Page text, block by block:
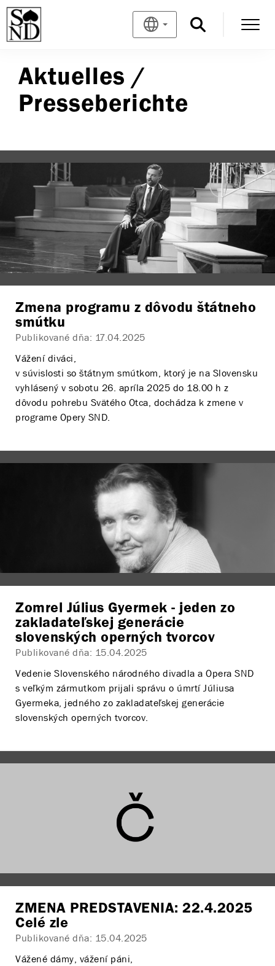
Aktuelles /
Presseberichte
Zmena programu z dôvodu štátneho
smútku
Publikované dňa: 17.04.2025
Vážení diváci,
v súvislosti so štátnym smútkom, ktorý je na Slovensku
vyhlásený v sobotu 26. apríla 2025 do 18.00 h z
dôvodu pohrebu Svätého Otca, dochádza k zmene v
programe Opery SND.
Avšakvečerné predstavenie operyRusalkao 19.00 h
v pôvodnom termíne. V úlohe Princa sa
predstaví miláčik domáceho publika tenorista
, ktorý patrí k najžiadanejším tenoristom svojej
Zomrel Július Gyermek - jeden zo
zakladateľskej generácie
slovenských operných tvorcov
Publikované dňa: 15.04.2025
Vedenie Slovenského národného divadla a Opera SND
s veľkým zármutkom prijali správu o úmrtí Júliusa
Gyermeka, jedného zo zakladateľskej generácie
slovenských operných tvorcov.
ZMENA PREDSTAVENIA: 22.4.2025
Celé zle
Publikované dňa: 15.04.2025
Vážené dámy, vážení páni,